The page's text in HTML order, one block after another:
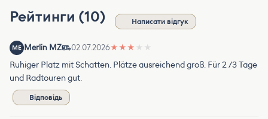
Рейтинги (10) Написати відгук
ME Merlin MZ 02.07.2026★ ★ ★ ★ ★
Ruhiger Platz mit Schatten. Plätze ausreichend groß. Für 2 /3 Tage
und Radtouren gut.
Відповідь